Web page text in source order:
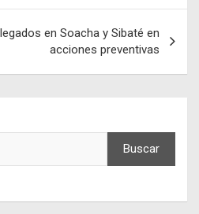
en Soacha y Sibaté en
acciones preventivas
Buscar